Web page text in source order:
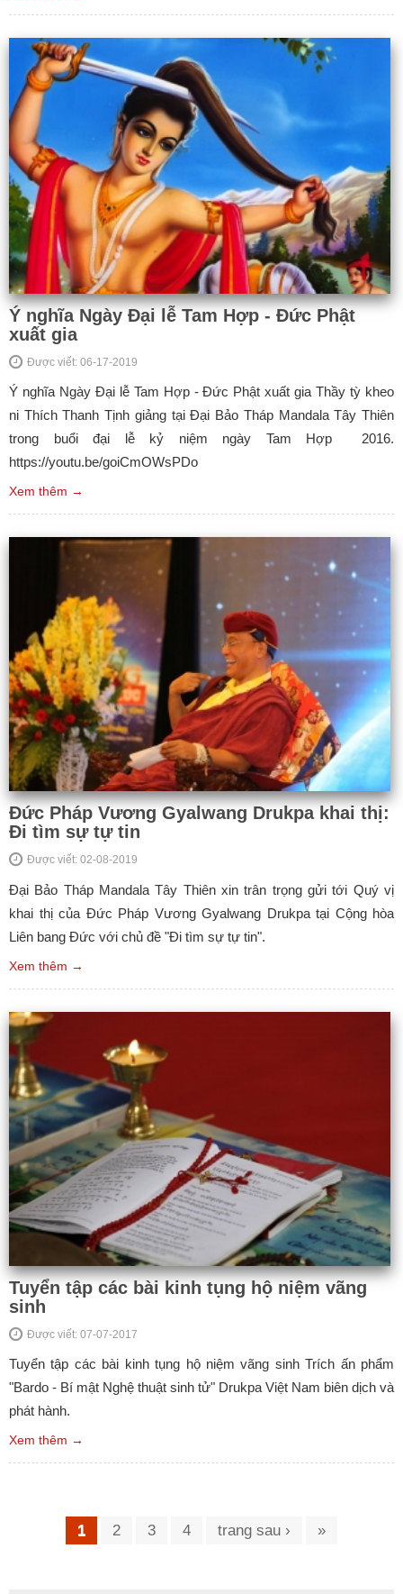
Ý nghĩa Ngày Đại lễ Tam Hợp - Đức Phật
xuất gia
Được viết: 06-17-2019
Ý nghĩa Ngày Đại lễ Tam Hợp - Đức Phật xuất gia Thầy tỳ kheo
ni Thích Thanh Tịnh giảng tại Đại Bảo Tháp Mandala Tây Thiên
trong buổi đại lễ kỷ niệm ngày Tam Hợp 2016.
https://youtu.be/goiCmOWsPDo
Xem thêm →
Đức Pháp Vương Gyalwang Drukpa khai thị:
Đi tìm sự tự tin
Được viết: 02-08-2019
Đại Bảo Tháp Mandala Tây Thiên xin trân trọng gửi tới Quý vị
khai thị của Đức Pháp Vương Gyalwang Drukpa tại Cộng hòa
Liên bang Đức với chủ đề "Đi tìm sự tự tin".
Xem thêm →
Tuyển tập các bài kinh tụng hộ niệm vãng
sinh
Được viết: 07-07-2017
Tuyển tập các bài kinh tụng hộ niệm vãng sinh Trích ấn phẩm
"Bardo - Bí mật Nghệ thuật sinh tử" Drukpa Việt Nam biên dịch và
phát hành.
Xem thêm →
1 2 3 4 trang sau › »